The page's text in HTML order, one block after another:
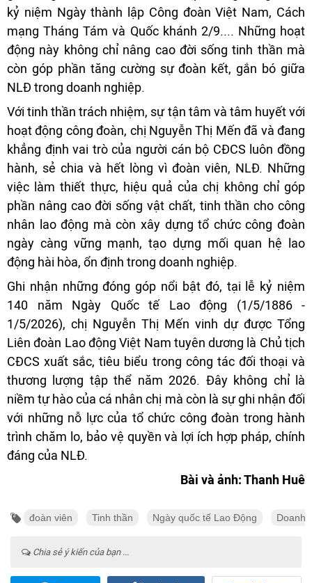
kỷ niệm Ngày thành lập Công đoàn Việt Nam, Cách
mạng Tháng Tám và Quốc khánh 2/9.... Những hoạt
động này không chỉ nâng cao đời sống tinh thần mà
còn góp phần tăng cường sự đoàn kết, gắn bó giữa
NLĐ trong doanh nghiệp.
Với tinh thần trách nhiệm, sự tận tâm và tâm huyết với
hoạt động công đoàn, chị Nguyễn Thị Mến đã và đang
khẳng định vai trò của người cán bộ CĐCS luôn đồng
hành, sẻ chia và hết lòng vì đoàn viên, NLĐ. Những
việc làm thiết thực, hiệu quả của chị không chỉ góp
phần nâng cao đời sống vật chất, tinh thần cho công
nhân lao động mà còn xây dựng tổ chức công đoàn
ngày càng vững mạnh, tạo dựng mối quan hệ lao
động hài hòa, ổn định trong doanh nghiệp.
Ghi nhận những đóng góp nổi bật đó, tại lễ kỷ niệm
140 năm Ngày Quốc tế Lao động (1/5/1886 -
1/5/2026), chị Nguyễn Thị Mến vinh dự được Tổng
Liên đoàn Lao động Việt Nam tuyên dương là Chủ tịch
CĐCS xuất sắc, tiêu biểu trong công tác đối thoại và
thương lượng tập thể năm 2026. Đây không chỉ là
niềm tự hào của cá nhân chị mà còn là sự ghi nhận đối
với những nỗ lực của tổ chức công đoàn trong hành
trình chăm lo, bảo vệ quyền và lợi ích hợp pháp, chính
đáng của NLĐ.
Bài và ảnh: Thanh Huê
đoàn viên Tinh thần Ngày quốc tế Lao Động Doanh
Chia sẻ ý kiến của bạn ...